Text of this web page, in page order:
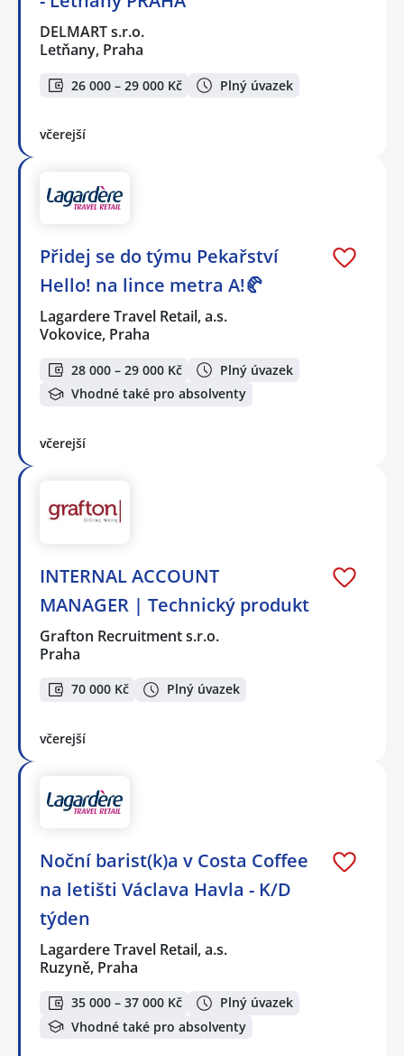
DELMART s.r.o.
Letňany, Praha
26 000 – 29 000 Kč Plný úvazek
včerejší
Přidej se do týmu Pekařství
Hello! na lince metra A!🥐
Lagardere Travel Retail, a.s.
Vokovice, Praha
28 000 – 29 000 Kč
Plný úvazek
Vhodné také pro absolventy
včerejší
INTERNAL ACCOUNT
MANAGER | Technický produkt
Grafton Recruitment s.r.o.
Praha
70 000 Kč Plný úvazek
včerejší
Noční barist(k)a v Costa Coffee
na letišti Václava Havla - K/D
týden
Lagardere Travel Retail, a.s.
Ruzyně, Praha
35 000 – 37 000 Kč
Plný úvazek
Vhodné také pro absolventy